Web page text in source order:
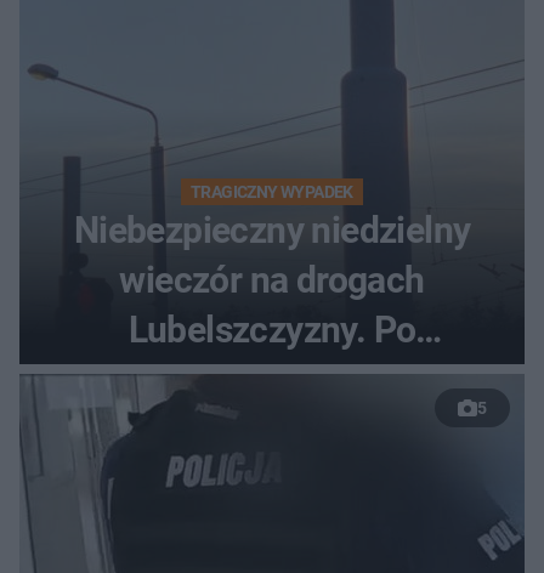
TRAGICZNY WYPADEK
Niebezpieczny niedzielny
wieczór na drogach
Lubelszczyzny. Po
nieudanym manewrze
wyprzedzania zginął
kierowca auta
5